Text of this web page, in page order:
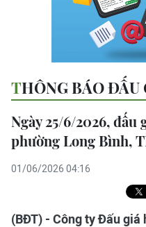
THÔNG BÁO ĐẤU
Ngày 25/6/2026, đấu
phường Long Bình,
01/06/2026 04:16
(BĐT) - Công ty Đấu giá